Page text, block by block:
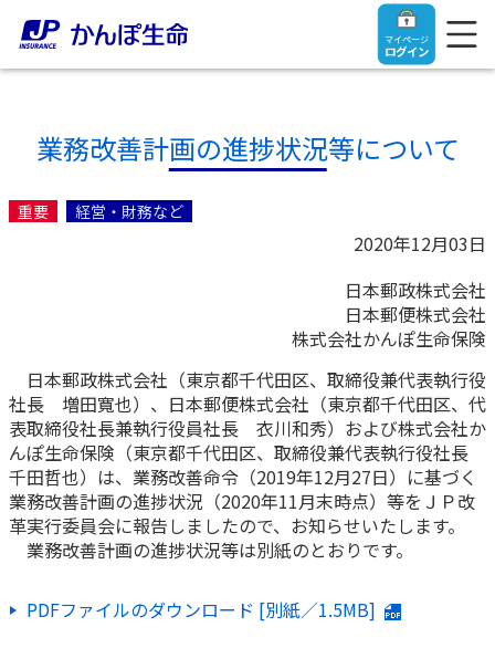
マイページ
ログイン
トップ
マイページログイン
入院保険金・手術保険金のご請求
お手続き一覧
保険をご検討中のお客さま
終身保険
定期保険
法人のお客さま
【まずはご相談ください】企業経営でお悩みの方はこ
ちら
法人のお客さま向け商品一覧
お役立ち情報
かんぽのLifeサポートナビ
かんぽ生命について
かんぽ生命について
よくあるご質問
業務改善計画の進捗状況等について
重要 経営・財務など
2020年12月03日
日本郵政株式会社
日本郵便株式会社
株式会社かんぽ生命保険
日本郵政株式会社（東京都千代田区、取締役兼代表執行役
社長 増田寬也）、日本郵便株式会社（東京都千代田区、代
表取締役社長兼執行役員社長 衣川和秀）および株式会社か
んぽ生命保険（東京都千代田区、取締役兼代表執行役社長
千田哲也）は、業務改善命令（2019年12月27日）に基づく
業務改善計画の進捗状況（2020年11月末時点）等をＪＰ改
革実行委員会に報告しましたので、お知らせいたします。
業務改善計画の進捗状況等は別紙のとおりです。
PDFファイルのダウンロード [別紙／1.5MB]